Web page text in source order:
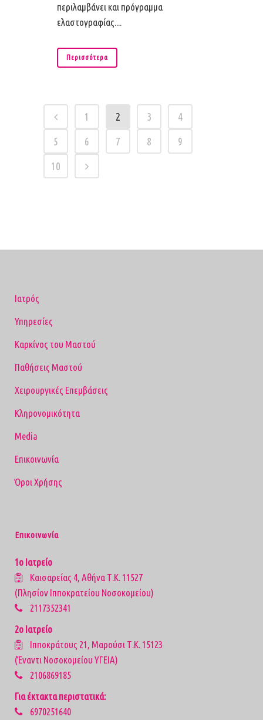
περιλαμβάνει και πρόγραμμα
ελαστογραφίας....
Περισσότερα
1 2 3 4
5 6 7 8 9
10
Ιατρός
Υπηρεσίες
Καρκίνος του Μαστού
Παθήσεις Μαστού
Χειρουργικές Επεμβάσεις
Κληρονομικότητα
Media
Επικοινωνία
Όροι Χρήσης
Επικοινωνία
1ο Ιατρείο
Καισαρείας 4, Αθήνα Τ.Κ. 11527
(Πλησίον Ιπποκρατείου Νοσοκομείου)
2117352341
2ο Ιατρείο
Ιπποκράτους 21, Μαρούσι Τ.Κ. 15123
(Έναντι Νοσοκομείου ΥΓΕΙΑ)
2106869185
Για έκτακτα περιστατικά:
6970251640